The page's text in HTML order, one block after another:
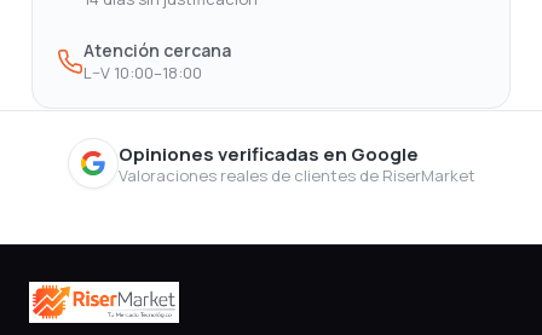
Atención cercana
L–V 10:00–18:00
Opiniones verificadas en Google
Valoraciones reales de clientes de RiserMarket